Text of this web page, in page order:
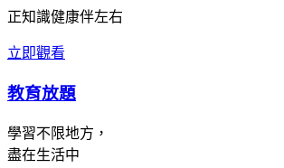
正知識健康伴左右
立即觀看
教育放題
學習不限地方，
盡在生活中